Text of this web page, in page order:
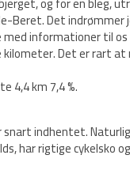
Det indrømmer
informationer til
kilometer. Det er rart
4,4 km 7,4 %.
snart indhentet.
har rigtige cykelsko